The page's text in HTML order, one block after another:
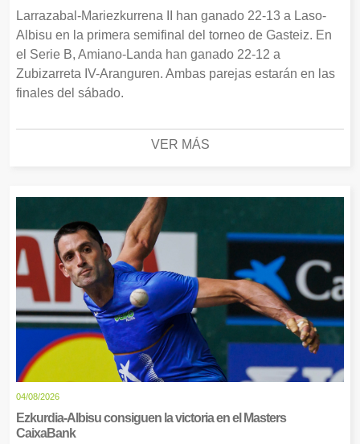
Larrazabal-Mariezkurrena II han ganado 22-13 a Laso-
Albisu en la primera semifinal del torneo de Gasteiz. En
el Serie B, Amiano-Landa han ganado 22-12 a
Zubizarreta IV-Aranguren. Ambas parejas estarán en las
finales del sábado.
VER MÁS
04/08/2026
Ezkurdia-Albisu consiguen la victoria en el Masters
CaixaBank